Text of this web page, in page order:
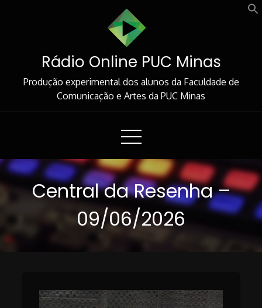
Rádio Online PUC Minas
Produção experimental dos alunos da Faculdade de
Comunicação e Artes da PUC Minas
Central da Resenha –
09/06/2026